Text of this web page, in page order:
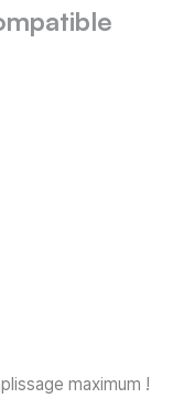
maximum !